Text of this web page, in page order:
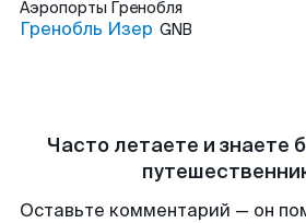
Аэропорты Гренобля
Гренобль Изер GNB
Часто летаете и знаете
Оставьте комментарий — он